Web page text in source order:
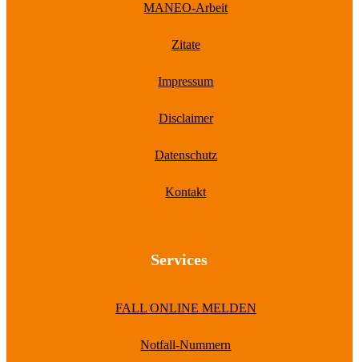
MANEO-Arbeit
Zitate
Impressum
Disclaimer
Datenschutz
Kontakt
Services
FALL ONLINE MELDEN
Notfall-Nummern